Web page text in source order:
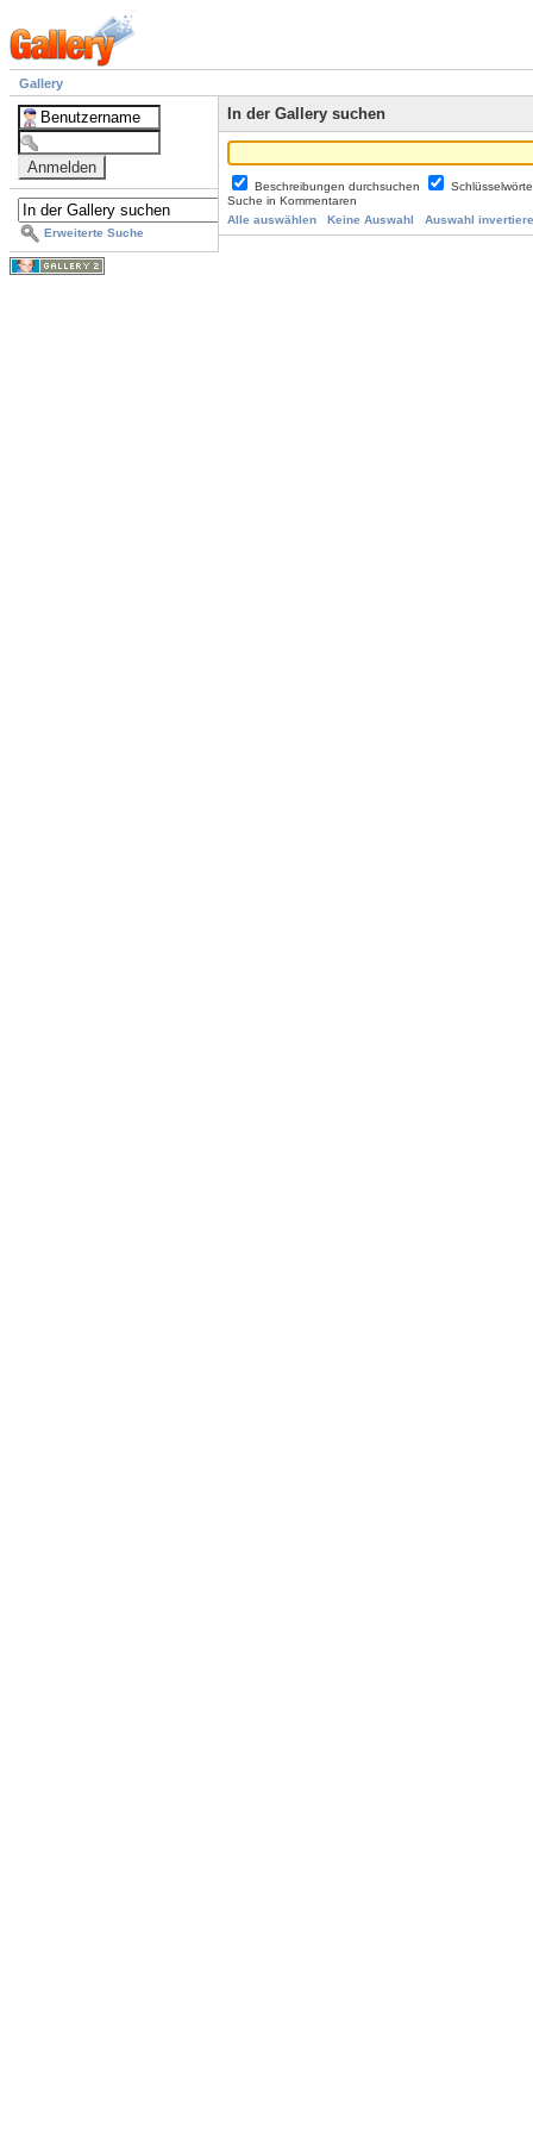
Gallery
Erweiterte Suche
In der Gallery suchen
Beschreibungen durchsuchen
Suche in Kommentaren
Alle auswählen
Keine Auswahl Auswahl